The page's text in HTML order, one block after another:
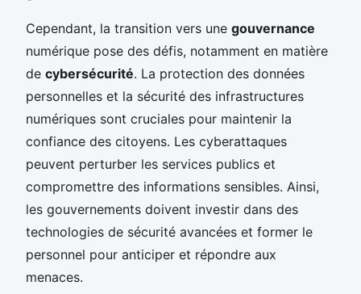
Cependant, la transition vers une gouvernance
numérique pose des défis, notamment en matière
de cybersécurité. La protection des données
personnelles et la sécurité des infrastructures
numériques sont cruciales pour maintenir la
confiance des citoyens. Les cyberattaques
peuvent perturber les services publics et
compromettre des informations sensibles. Ainsi,
les gouvernements doivent investir dans des
technologies de sécurité avancées et former le
personnel pour anticiper et répondre aux
menaces.